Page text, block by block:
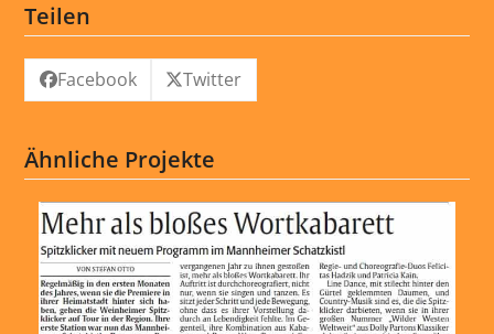
Teilen
Facebook Twitter
Ähnliche Projekte